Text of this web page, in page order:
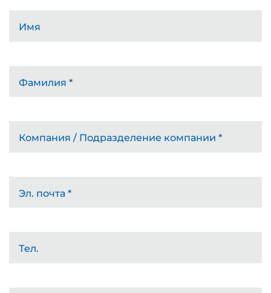
Имя
Фамилия *
Компания / Подразделение компании *
Эл. почта *
Тел.